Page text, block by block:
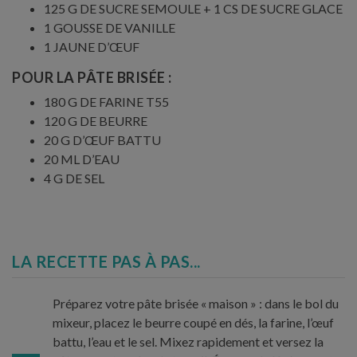
125 G DE SUCRE SEMOULE + 1 CS DE SUCRE GLACE
1 GOUSSE DE VANILLE
1 JAUNE D’ŒUF
POUR LA PÂTE BRISÉE :
180 G DE FARINE T55
120 G DE BEURRE
20 G D’ŒUF BATTU
20 ML D’EAU
4 G DE SEL
LA RECETTE PAS À PAS...
Préparez votre pâte brisée « maison » : dans le bol du
mixeur, placez le beurre coupé en dés, la farine, l’œuf
battu, l’eau et le sel. Mixez rapidement et versez la